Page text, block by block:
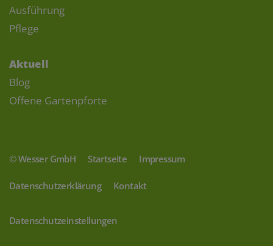
Ausführung
Pflege
Aktuell
Blog
Offene Gartenpforte
© Wesser GmbH Startseite Impressum
Datenschutzerklärung Kontakt
Datenschutzeinstellungen